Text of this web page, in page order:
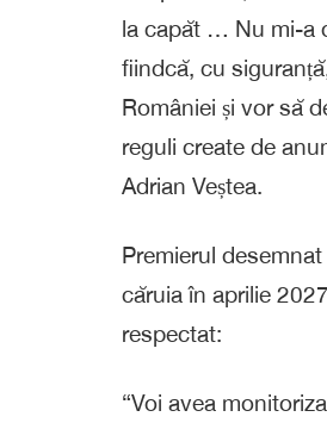
la capăt … Nu mi-a
fiindcă, cu
României și vor să
reguli create de
Adrian Veștea.
Premierul
căruia în aprilie
respectat:
“Voi avea